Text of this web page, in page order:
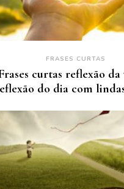
FRASES CURTAS
curtas reflexão
do dia com